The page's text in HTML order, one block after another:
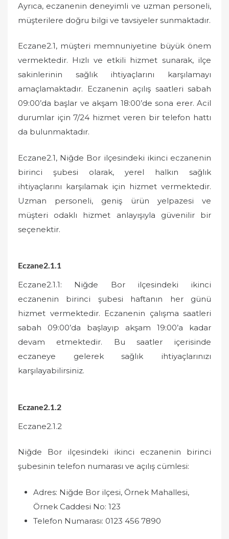
Ayrıca, eczanenin deneyimli ve uzman personeli,
müşterilere doğru bilgi ve tavsiyeler sunmaktadır.
Eczane2.1, müşteri memnuniyetine büyük önem
vermektedir. Hızlı ve etkili hizmet sunarak, ilçe
sakinlerinin sağlık ihtiyaçlarını karşılamayı
amaçlamaktadır. Eczanenin açılış saatleri sabah
09:00’da başlar ve akşam 18:00’de sona erer. Acil
durumlar için 7/24 hizmet veren bir telefon hattı
da bulunmaktadır.
Eczane2.1, Niğde Bor ilçesindeki ikinci eczanenin
birinci şubesi olarak, yerel halkın sağlık
ihtiyaçlarını karşılamak için hizmet vermektedir.
Uzman personeli, geniş ürün yelpazesi ve
müşteri odaklı hizmet anlayışıyla güvenilir bir
seçenektir.
Eczane2.1.1
Eczane2.1.1: Niğde Bor ilçesindeki ikinci
eczanenin birinci şubesi haftanın her günü
hizmet vermektedir. Eczanenin çalışma saatleri
sabah 09:00’da başlayıp akşam 19:00’a kadar
devam etmektedir. Bu saatler içerisinde
eczaneye gelerek sağlık ihtiyaçlarınızı
karşılayabilirsiniz.
Eczane2.1.2
Eczane2.1.2
Niğde Bor ilçesindeki ikinci eczanenin birinci
şubesinin telefon numarası ve açılış cümlesi:
Adres: Niğde Bor ilçesi, Örnek Mahallesi,
Örnek Caddesi No: 123
Telefon Numarası: 0123 456 7890